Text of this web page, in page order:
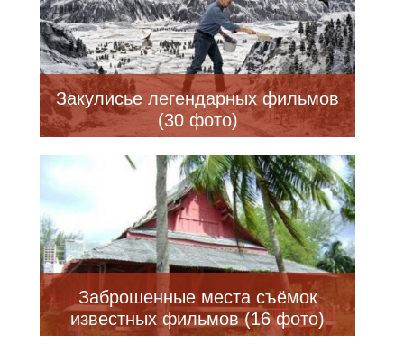
Закулисье легендарных фильмов
(30 фото)
Заброшенные места съёмок
известных фильмов (16 фото)